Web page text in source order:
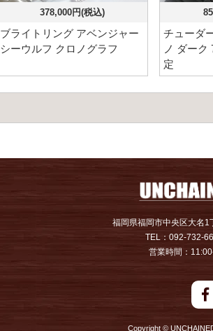
378,000円(税込)
ブライトリング アベンジャー
シーウルフ クロノグラフ
チューダ
ノ ダーク
定
福岡県福岡市中央区大名
TEL：092-732-
営業時間：
Copyright ©